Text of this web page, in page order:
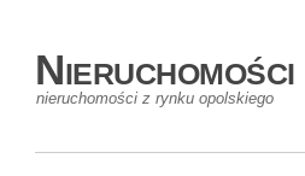
nieruchomości z rynku opolskiego